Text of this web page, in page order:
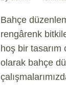
Bahçe
rengârenk
hoş bir tasarım
olarak bahçe